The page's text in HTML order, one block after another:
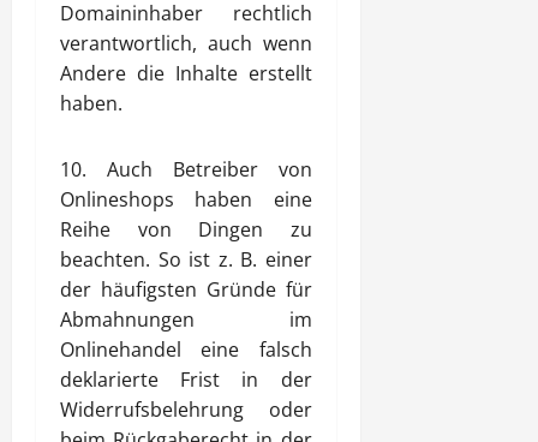
Domaininhaber rechtlich
verantwortlich, auch wenn
Andere die Inhalte erstellt
haben.
10. Auch Betreiber von
Onlineshops haben eine
Reihe von Dingen zu
beachten. So ist z. B. einer
der häufigsten Gründe für
Abmahnungen im
Onlinehandel eine falsch
deklarierte Frist in der
Widerrufsbelehrung oder